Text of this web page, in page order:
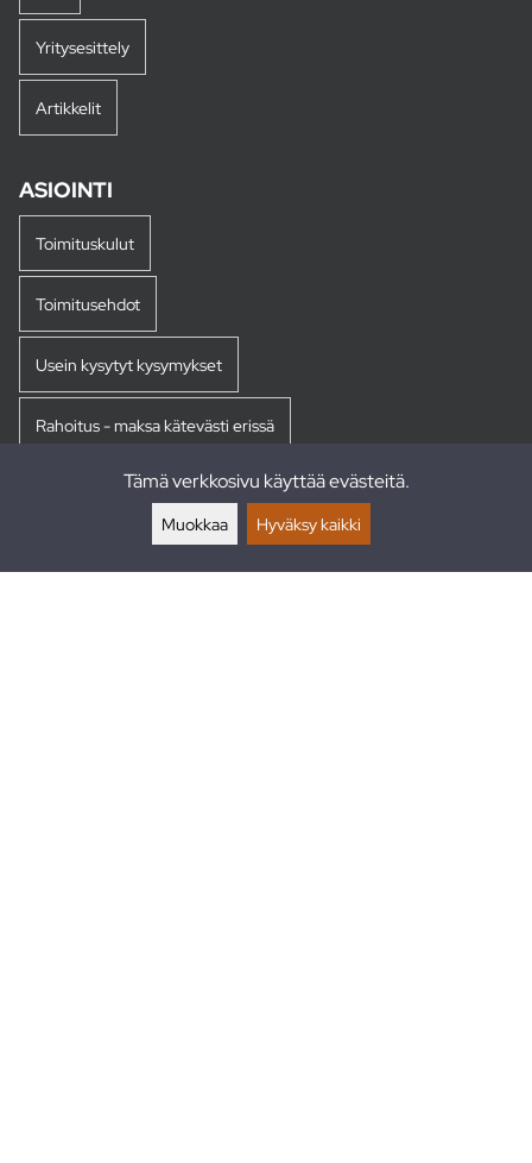
Yritysesittely
Artikkelit
ASIOINTI
Toimituskulut
Toimitusehdot
Usein kysytyt kysymykset
Rahoitus - maksa kätevästi erissä
Tämä verkkosivu käyttää evästeitä.
Muokkaa Hyväksy kaikki